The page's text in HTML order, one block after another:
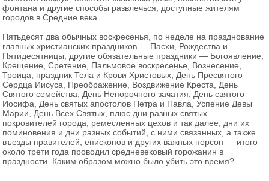
так: «Кошки не нечисты и не мешают молитве. Они
как пастыри».
них автор предлагал новый способ лечения,
основанный на собственной теории и практике.
Книга доктора Томаса Шорта увидела свет в 1727
году. С точки зрения Шорта, лечение ожирения
требовало восстановления естественного баланса
и устранения вторичных причин. Он утверждал,
что по возможности следует выбирать такое место
для проживания, где воздух не слишком влажный,
и не стоит жить в городе или в лесу. Шорт считал,
что физические упражнения очень важны, а
питание должно быть щадящим и «очищающим».
Вторая книга написана доктором Малкольмом
булыжник.
Волосы на лице
если он случайно упадёт, то встать на ноги без
помощи оруженосца он вряд ли сможет из-за
тяжёлой и неудобной броня. А на самом деле
полный пластинчатый доспех, изготовленный из
закалённой стали, в среднем весил примерно 15–
25 килограмм. Казалось бы, и такая тяжесть также
немалая, однако оружейники умели создавать
латы так, чтобы придерживаться равномерному
распределению веса по телу владельца, поэтому
он был способен не только свободно ходить, но
также бегать и даже прыгать, а некоторые случаи,
которые зафиксировала история, доказывает, что
отдельные рыцари и танцевали в своих доспехах,
фонтана и другие способы развлечься, доступные жителям
городов в Средние века.
Пятьдесят два обычных воскресенья, по неделе на празднование
главных христианских праздников — Пасхи, Рождества и
Пятидесятницы, другие обязательные праздники — Богоявление,
Крещение, Сретение, Пальмовое воскресенье, Вознесение,
Троица, праздник Тела и Крови Христовых, День Пресвятого
Сердца Иисуса, Преображение, Воздвижение Креста, День
Святого семейства, День Непорочного зачатия, День святого
Иосифа, День святых апостолов Петра и Павла, Успение Девы
Марии, День Всех Святых, плюс дни разных святых —
покровителей города, ремесленных цехов и так далее, дни их
поминовения и дни разных событий, с ними связанных, а также
въезды правителей, епископов и других важных персон — итого
около трети года проводил средневековый горожанин в
праздности. Каким образом можно было убить это время?